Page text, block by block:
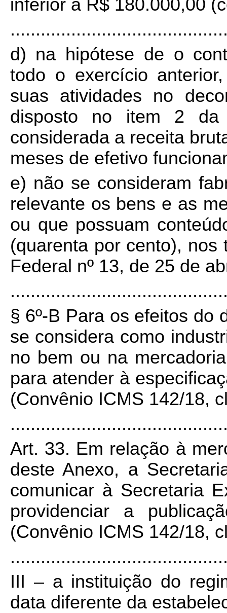
inferior a R$ 180.000,00
d) na hipótese de o
todo o exercício
suas atividades no
disposto no item 2 da
considerada a receita
meses de efetivo
e) não se consideram
relevante os bens e as
ou que possuam
(quarenta por cento),
Federal nº 13, de 25 de
§ 6º-B Para os efeitos do
se considera como
no bem ou na
para atender à
(Convênio ICMS 142/18,
Art. 33. Em relação à
deste Anexo, a
comunicar à Secretaria
providenciar a
(Convênio ICMS 142/18,
III – a instituição do
data diferente da